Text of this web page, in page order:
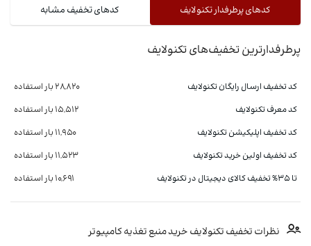
کدهای پرطرفدار تکنولایف کدهای تخفیف مشابه
پرطرفدارترین تخفیف‌های تکنولایف
کد تخفیف ارسال رایگان تکنولایف
28,820 بار استفاده
کد معرف تکنولایف
15,512 بار استفاده
کد تخفیف اپلیکیشن تکنولایف
11,950 بار استفاده
کد تخفیف اولین خرید تکنولایف
11,523 بار استفاده
تا 35% تخفیف کالای دیجیتال در تکنولایف
10,691 بار استفاده
نظرات تخفیف تکنولایف خرید منبع تغذیه کامپیوتر